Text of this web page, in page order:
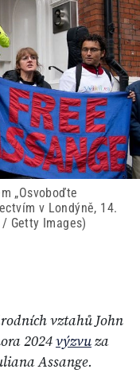
„Osvoboďte
v Londýně, 14.
Getty Images)
vztahů John
2024výzvuza
Assange.